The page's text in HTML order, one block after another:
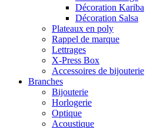
Décoration Kariba
Décoration Salsa
Plateaux en poly
Rappel de marque
Lettrages
X-Press Box
Accessoires de bijouterie
Branches
Bijouterie
Horlogerie
Optique
Acoustique